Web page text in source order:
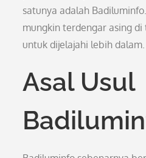
satunya adalah
mungkin terdengar asing
untuk dijelajahi lebih dalam.
Asal Usul